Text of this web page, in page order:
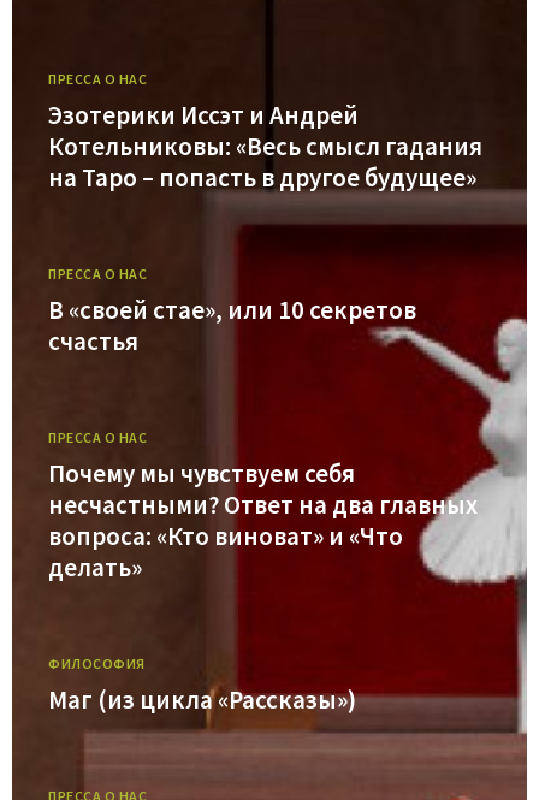
ПРЕССА О НАС
Эзотерики Иссэт и Андрей
Котельниковы: «Весь смысл гадания
на Таро – попасть в другое будущее»
ПРЕССА О НАС
В «своей стае», или 10 секретов
счастья
ПРЕССА О НАС
Почему мы чувствуем себя
несчастными? Ответ на два главных
вопроса: «Кто виноват» и «Что
делать»
ФИЛОСОФИЯ
Маг (из цикла «Рассказы»)
ПРЕССА О НАС